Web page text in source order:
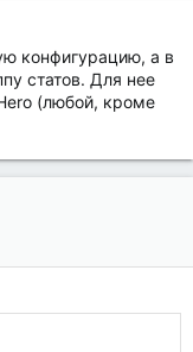
конфигурацию, а в
статов. Для нее
(любой, кроме